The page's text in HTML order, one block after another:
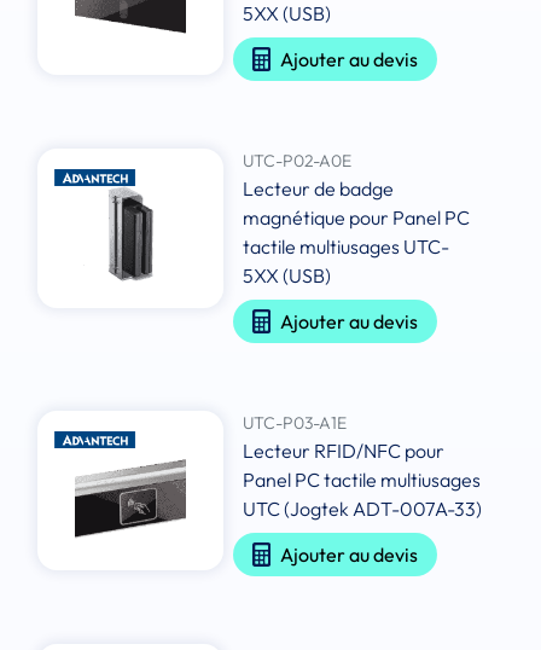
5XX (USB)
Ajouter au devis
UTC-P02-A0E
Lecteur de badge
magnétique pour Panel PC
tactile multiusages UTC-
5XX (USB)
Ajouter au devis
UTC-P03-A1E
Lecteur RFID/NFC pour
Panel PC tactile multiusages
UTC (Jogtek ADT-007A-33)
Ajouter au devis